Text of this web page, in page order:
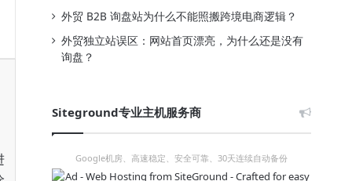
外贸 B2B 询盘站为什么不能照搬跨境电商逻辑？
外贸独立站误区：网站首页漂亮，为什么还是没有
询盘？
Siteground专业主机服务商
Google机房、高速稳定、安全可靠、30天连续自动备份